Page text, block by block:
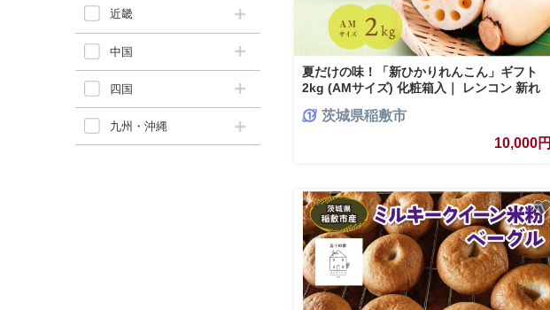
近畿
中国
四国
九州・沖縄
夏だけの味！「新ひかりれんこん」ギフト
2kg (AMサイズ) 化粧箱入｜ レンコン 新れ
[1742]茨城県稲敷市
10,000円